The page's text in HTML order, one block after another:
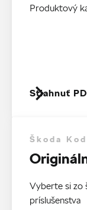
Produktový
Stiahnuť
Škoda
Vyberte si zo
príslušenstva